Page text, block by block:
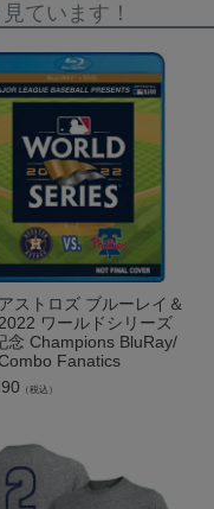
ています！
ストロズ ブルーレイ＆
ワールドシリーズ
念 Champions BluRay/
Fanatics
（税込）